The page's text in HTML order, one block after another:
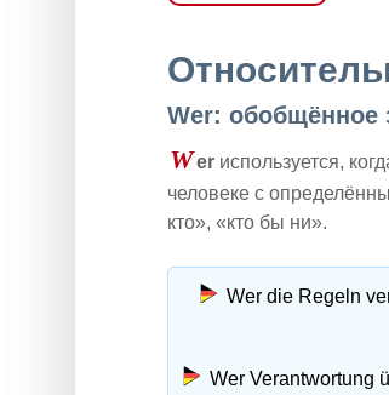
Wer: обобщённое
Wer используется,
человеке с
кто», «кто бы ни».
Wer die Regeln
Wer Verantwortung